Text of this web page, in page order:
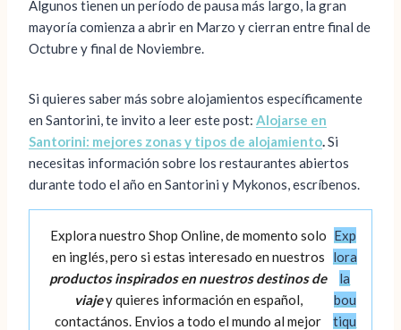
Algunos tienen un período de pausa más largo, la gran
mayoría comienza a abrir en Marzo y cierran entre final de
Octubre y final de Noviembre.
Si quieres saber más sobre alojamientos específicamente
en Santorini, te invito a leer este post: Alojarse en
Santorini: mejores zonas y tipos de alojamiento.Si
necesitas información sobre los restaurantes abiertos
durante todo el año en Santorini y Mykonos, escríbenos.
Explora nuestro Shop Online, de momento solo
en inglés, pero si estas interesado en nuestros
productos inspirados en nuestros destinos de
viajey quieres información en español,
contactános. Envios a todo el mundo al mejor
Exp
lora
la
bou
tiqu